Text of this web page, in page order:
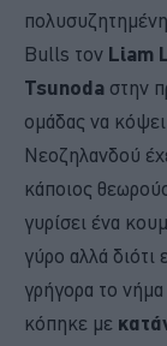
Bulls τον Liam
Tsunoda στην
ομάδας να
Νεοζηλανδού
κάποιος
γυρίσει ένα
γύρο αλλά διότι
γρήγορα το
κόπηκε με